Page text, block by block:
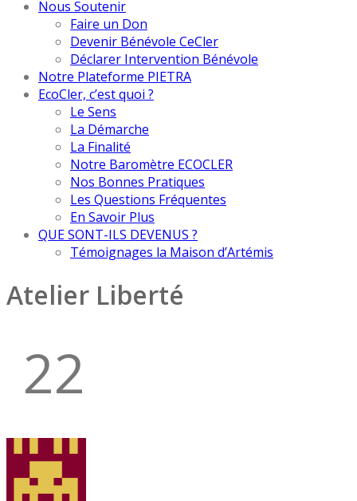
Nous Soutenir
Faire un Don
Devenir Bénévole CeCler
Déclarer Intervention Bénévole
Notre Plateforme PIETRA
EcoCler, c’est quoi ?
Le Sens
La Démarche
La Finalité
Notre Baromètre ECOCLER
Nos Bonnes Pratiques
Les Questions Fréquentes
En Savoir Plus
QUE SONT-ILS DEVENUS ?
Témoignages la Maison d’Artémis
Atelier Liberté
22